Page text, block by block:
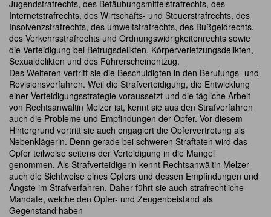
Jugendstrafrechts, des Betäubungsmittelstrafrechts, des
Internetstrafrechts, des Wirtschafts- und Steuerstrafrechts, des
Insolvenzstrafrechts, des umweltstrafrechts, des Bußgeldrechts,
des Verkehrsstrafrechts und Ordnungswidrigkeitenrechts sowie
die Verteidigung bei Betrugsdelikten, Körperverletzungsdelikten,
Sexualdelikten und des Führerscheinentzug.
Des Weiteren vertritt sie die Beschuldigten in den Berufungs- und
Revisionsverfahren. Weil die Strafverteidigung, die Entwicklung
einer Verteidigungsstrategie voraussetzt und die tägliche Arbeit
von Rechtsanwältin Melzer ist, kennt sie aus den Strafverfahren
auch die Probleme und Empfindungen der Opfer. Vor diesem
Hintergrund vertritt sie auch engagiert die Opfervertretung als
Nebenklägerin. Denn gerade bei schweren Straftaten wird das
Opfer teilweise seitens der Verteidigung in die Mangel
genommen. Als Strafverteidigerin kennt Rechtsanwältin Melzer
auch die Sichtweise eines Opfers und dessen Empfindungen und
Ängste im Strafverfahren. Daher führt sie auch strafrechtliche
Mandate, welche den Opfer- und Zeugenbeistand als
Gegenstand haben